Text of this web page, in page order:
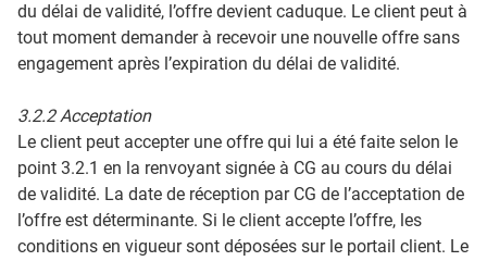
du délai de validité, l’offre devient caduque. Le client peut à
tout moment demander à recevoir une nouvelle offre sans
engagement après l’expiration du délai de validité.
3.2.2 Acceptation
Le client peut accepter une offre qui lui a été faite selon le
point 3.2.1 en la renvoyant signée à CG au cours du délai
de validité. La date de réception par CG de l’acceptation de
l’offre est déterminante. Si le client accepte l’offre, les
conditions en vigueur sont déposées sur le portail client. Le